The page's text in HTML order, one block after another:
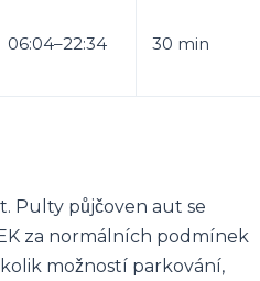
06:04–22:34 30 min
Pulty půjčoven aut se
za normálních podmínek
možností parkování,